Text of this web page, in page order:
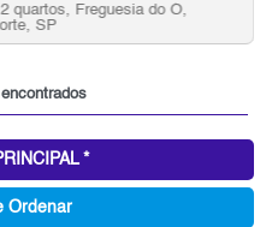
quartos, Freguesia do Ó,
SP
*
Ordenar